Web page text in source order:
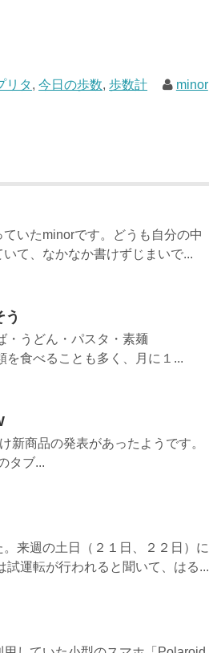
リタ,今日の歩数,歩数計 minor
いたminorです。どうも自分の中
て、なかなか書けずじまいで...
う
・うどん・パスタ・素麺
を食べることも多く、月に１...
新商品の発表があったようです。
タブ...
来週の土日（２１日、２２日）に
運転が行われると聞いて、はる...